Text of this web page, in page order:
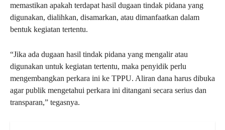
memastikan apakah terdapat hasil dugaan tindak pidana yang
digunakan, dialihkan, disamarkan, atau dimanfaatkan dalam
bentuk kegiatan tertentu.
“Jika ada dugaan hasil tindak pidana yang mengalir atau
digunakan untuk kegiatan tertentu, maka penyidik perlu
mengembangkan perkara ini ke TPPU. Aliran dana harus dibuka
agar publik mengetahui perkara ini ditangani secara serius dan
transparan,” tegasnya.